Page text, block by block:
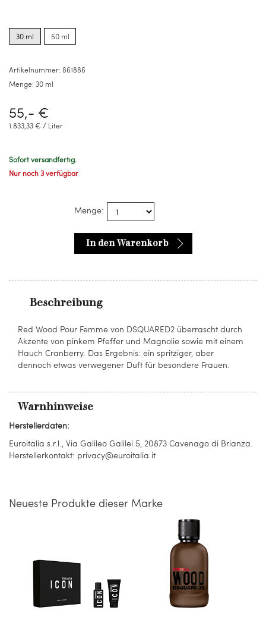
options
for30 ml
options
for50 ml
Artikelnummer: 861886
Menge: 30 ml
55,- €
1.833,33 € / Liter
Sofort versandfertig.
Nur noch 3 verfügbar
Menge:
In den Warenkorb
Beschreibung
Red Wood Pour Femme von DSQUARED2 überrascht durch
Akzente von pinkem Pfeffer und Magnolie sowie mit einem
Hauch Cranberry. Das Ergebnis: ein spritziger, aber
dennoch etwas verwegener Duft für besondere Frauen.
Warnhinweise
Herstellerdaten:
Euroitalia s.r.l., Via Galileo Galilei 5, 20873 Cavenago di Brianza.
Herstellerkontakt: privacy@euroitalia.it
Neueste Produkte dieser Marke